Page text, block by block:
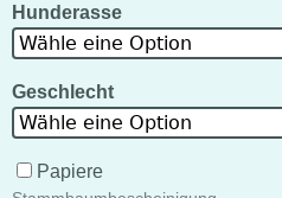
Hunderasse
Wähle eine Option
Geschlecht
Wähle eine Option
Papiere